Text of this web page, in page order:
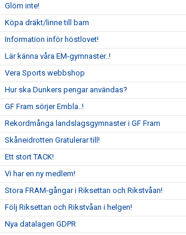
Glöm inte!
Köpa dräkt/linne till barn
Information inför höstlovet!
Lär känna våra EM-gymnaster..!
Vera Sports webbshop
Hur ska Dunkers pengar användas?
GF Fram sörjer Embla..!
Rekordmånga landslagsgymnaster i GF Fram
Skåneidrotten Gratulerar till!
Ett stort TACK!
Vi har en ny medlem!
Stora FRAM-gångar i Riksettan och Rikstvåan!
Följ Riksettan och Rikstvåan i helgen!
Nya datalagen GDPR